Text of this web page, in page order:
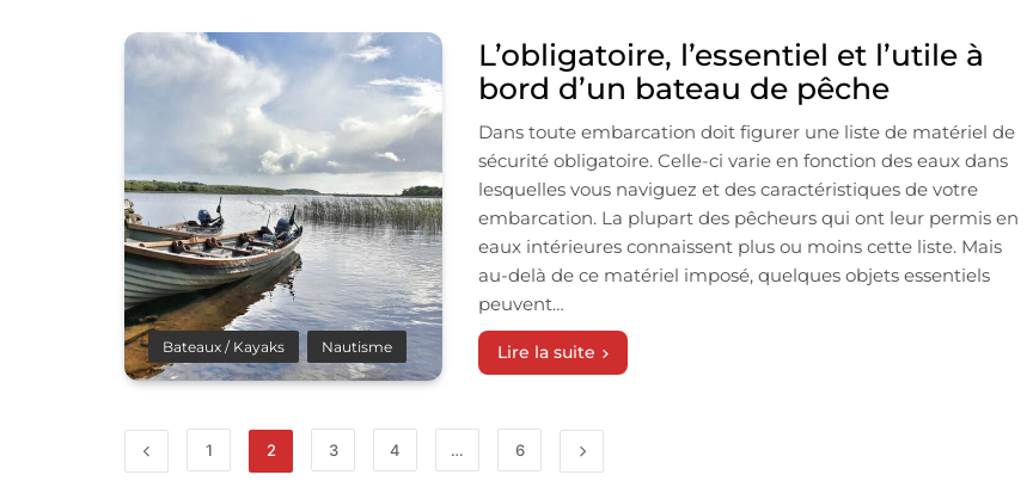
Bateaux / Kayaks Nautisme
L’obligatoire, l’essentiel et l’utile à
bord d’un bateau de pêche
Dans toute embarcation doit figurer une liste de matériel de
sécurité obligatoire. Celle-ci varie en fonction des eaux dans
lesquelles vous naviguez et des caractéristiques de votre
embarcation. La plupart des pêcheurs qui ont leur permis en
eaux intérieures connaissent plus ou moins cette liste. Mais
au-delà de ce matériel imposé, quelques objets essentiels
peuvent…
Lire la suite
1 2 3 4 … 6